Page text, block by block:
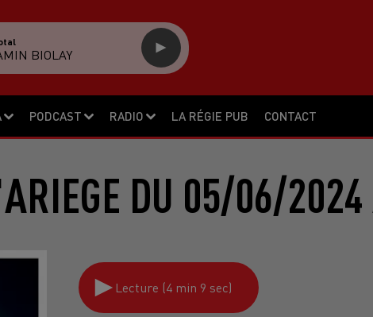
PODCAST RADIO LA RÉGIE PUB CONTACT
BIOLAY
DU 05/06/
Lecture (4 min 9 sec)